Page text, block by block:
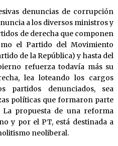
denuncias de corrupción
a los diversos ministros y
de derecha que componen
el Partido del Movimiento
de la República) y hasta del
refuerza todavía más su
lea loteando los cargos
partidos denunciados, sea
políticas que formaron parte
propuesta de una reforma
y por el PT, está destinada a
neoliberal.